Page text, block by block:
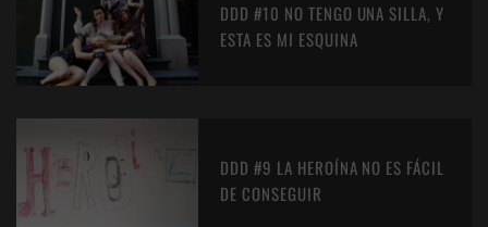
DDD #10 NO TENGO UNA SILLA, Y
ESTA ES MI ESQUINA
DDD #9 LA HEROÍNA NO ES FÁCIL
DE CONSEGUIR